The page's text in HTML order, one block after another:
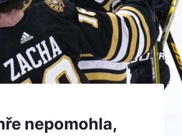
nepomohla,